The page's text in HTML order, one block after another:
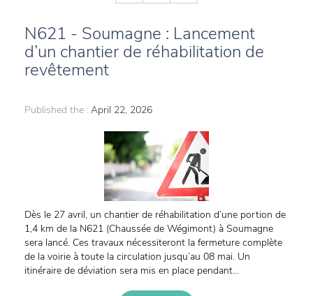
N621 - Soumagne : Lancement
d’un chantier de réhabilitation de
revêtement
Published the : April 22, 2026
Dès le 27 avril, un chantier de réhabilitation d’une portion de
1,4 km de la N621 (Chaussée de Wégimont) à Soumagne
sera lancé. Ces travaux nécessiteront la fermeture complète
de la voirie à toute la circulation jusqu’au 08 mai. Un
itinéraire de déviation sera mis en place pendant...